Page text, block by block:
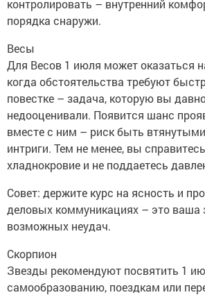
контролировать – внутренний
порядка снаружи.
Весы
Для Весов 1 июля может
когда обстоятельства требуют
повестке – задача, которую вы
недооценивали. Появится шанс
вместе с ним – риск быть
интриги. Тем не менее, вы
хладнокровие и не поддаетесь
Совет: держите курс на ясность и
деловых коммуникациях – это ваша
возможных неудач.
Скорпион
Звезды рекомендуют посвятить 1
самообразованию, поездкам или